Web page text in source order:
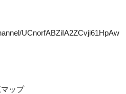
UCnorfABZiIA2ZCvji61HpAw
ップ